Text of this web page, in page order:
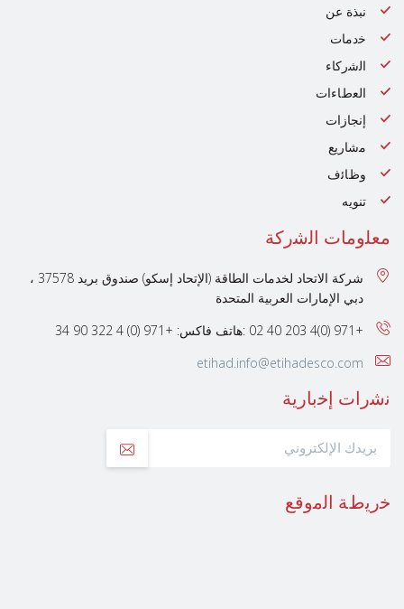
نبذة عن
ﺧدﻣﺎت
اﻟﺷرﻛﺎء
اﻟﻌطﺎءات
إنجازات
ﻣﺷﺎرﯾﻊ
وظﺎﺋف
تنويه
ﻣﻌﻠوﻣﺎت اﻟﺷرﻛﺔ
شركة الاتحاد لخدمات الطاقة (الإتحاد إسكو) صندوق بريد 37578 ،
دبي الإمارات العربية المتحدة
+971 (0)4 203 40 02 :هاتف
فاكس: +971 (0) 4 322 90 34
etihad.info@etihadesco.com
ﻧﺷرات إﺧﺑﺎرﯾﺔ
ﺧرﯾطﺔ اﻟﻣوﻗﻊ